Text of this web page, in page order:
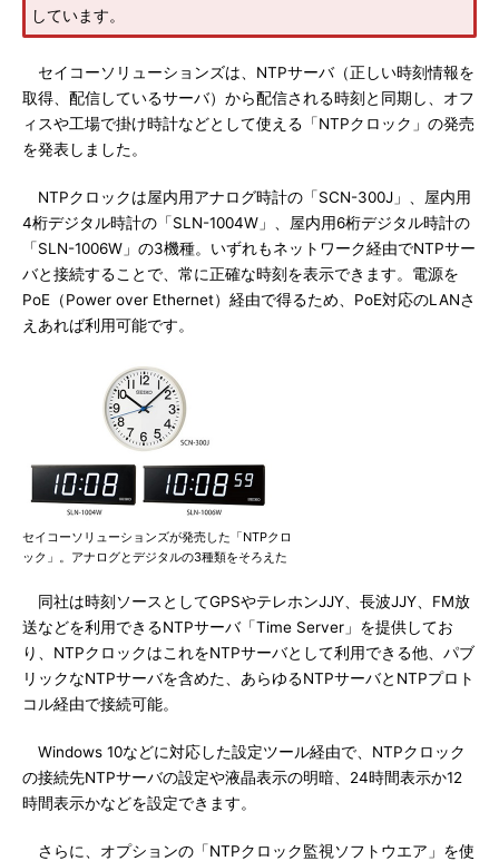
しています。
セイコーソリューションズは、NTPサーバ（正しい時刻情報を
取得、配信しているサーバ）から配信される時刻と同期し、オフ
ィスや工場で掛け時計などとして使える「NTPクロック」の発売
を発表しました。
NTPクロックは屋内用アナログ時計の「SCN-300J」、屋内用
4桁デジタル時計の「SLN-1004W」、屋内用6桁デジタル時計の
「SLN-1006W」の3機種。いずれもネットワーク経由でNTPサー
バと接続することで、常に正確な時刻を表示できます。電源を
PoE（Power over Ethernet）経由で得るため、PoE対応のLANさ
えあれば利用可能です。
セイコーソリューションズが発売した「NTPクロ
ック」。アナログとデジタルの3種類をそろえた
同社は時刻ソースとしてGPSやテレホンJJY、長波JJY、FM放
送などを利用できるNTPサーバ「Time Server」を提供してお
り、NTPクロックはこれをNTPサーバとして利用できる他、パブ
リックなNTPサーバを含めた、あらゆるNTPサーバとNTPプロト
コル経由で接続可能。
Windows 10などに対応した設定ツール経由で、NTPクロック
の接続先NTPサーバの設定や液晶表示の明暗、24時間表示か12
時間表示かなどを設定できます。
さらに、オプションの「NTPクロック監視ソフトウエア」を使